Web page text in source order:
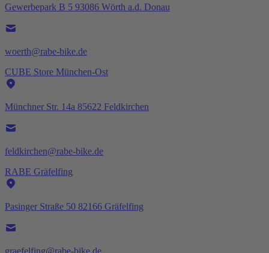
Gewerbepark B 5 93086 Wörth a.d. Donau
woerth@rabe-bike.de
CUBE Store München-Ost
Münchner Str. 14a 85622 Feldkirchen
feldkirchen@rabe-bike.de
RABE Gräfelfing
Pasinger Straße 50 82166 Gräfelfing